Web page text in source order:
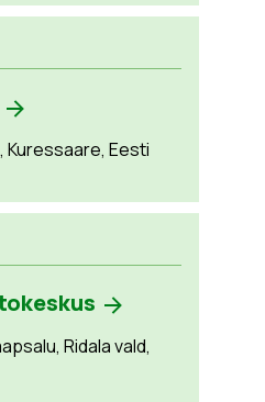
Kuressaare, Eesti
Ridala vald,